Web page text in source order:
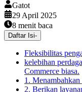
Gatot
29 April 2025
8 menit baca
Daftar Isi-
Fleksibilitas
kelebihan
Commerce biasa.
1.
2. Berikan